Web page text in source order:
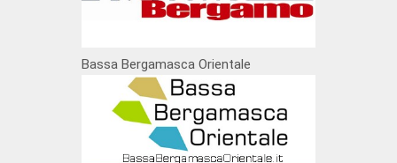
Bassa Bergamasca Orientale